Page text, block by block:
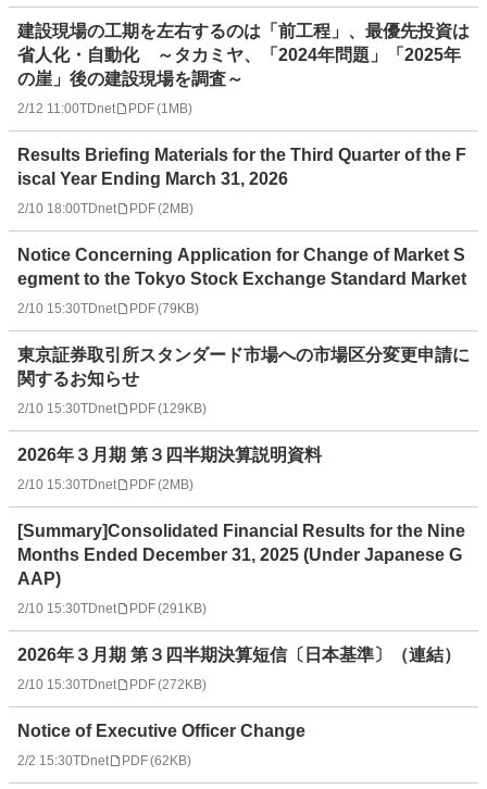
建設現場の工期を左右するのは「前工程」、最優先投資は
省人化・自動化 ～タカミヤ、「2024年問題」「2025年
の崖」後の建設現場を調査～
2/12 11:00TDnet PDF(1MB)
Results Briefing Materials for the Third Quarter of the F
iscal Year Ending March 31, 2026
2/10 18:00TDnet PDF(2MB)
Notice Concerning Application for Change of Market S
egment to the Tokyo Stock Exchange Standard Market
2/10 15:30TDnet PDF(79KB)
東京証券取引所スタンダード市場への市場区分変更申請に
関するお知らせ
2/10 15:30TDnet PDF(129KB)
2026年３月期 第３四半期決算説明資料
2/10 15:30TDnet PDF(2MB)
[Summary]Consolidated Financial Results for the Nine
Months Ended December 31, 2025 (Under Japanese G
AAP)
2/10 15:30TDnet PDF(291KB)
2026年３月期 第３四半期決算短信〔日本基準〕（連結）
2/10 15:30TDnet PDF(272KB)
Notice of Executive Officer Change
2/2 15:30TDnet PDF(62KB)